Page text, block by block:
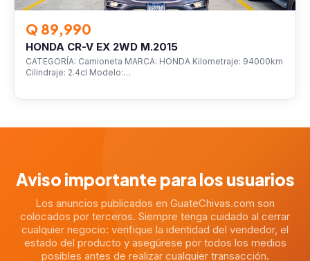
Q 89,990
HONDA CR-V EX 2WD M.2015
CATEGORÍA: Camioneta MARCA: HONDA Kilometraje: 94000km
Cilindraje: 2.4cl Modelo:…
Aviso importante para los usuarios
Los anuncios publicados en GuateChivas.com son
colocados por terceros. Siempre tenga cuidado al cerrar
cualquier negocio: verifique la identidad del vendedor, el
estado del producto y asegúrese por todos los medios
posibles antes de realizar cualquier transacción.